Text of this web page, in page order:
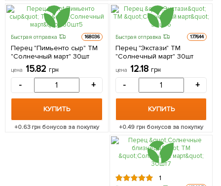
Быстрая отправка 168036
Перец "Пимьенто сыр" ТМ
"Солнечный март" 30шт
цена 15.82 грн
- +
КУПИТЬ
+0.63грн бонусов за покупку
Быстрая отправка 177644
Перец "Экстази" ТМ
"Солнечный март" 30шт
цена 12.18 грн
- +
КУПИТЬ
+0.49грн бонусов за покупку
1